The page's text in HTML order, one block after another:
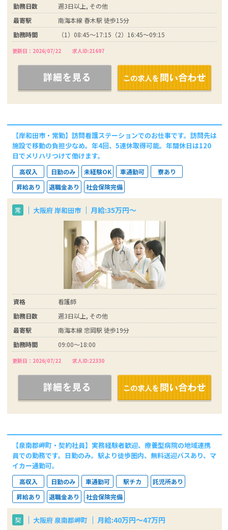
勤務日数
週3日以上, その他
最寄駅
南海本線 春木駅 徒歩15分
勤務時間
（1）08:45～17:15（2）16:45～09:15
更新日：2026/07/22 求人ID:21697
【岸和田市・常勤】訪問看護ステーションでのお仕事です。訪問先は
施設で移動の負担少なめ。年4回、5連休取得可能。年間休日は120
日でメリハリつけて働けます。
高収入 日勤のみ 未経験OK 車通勤可
寮あり
昇給あり
退職金あり 社会保険完備
常 大阪府 岸和田市 月給:35万円～
資格
看護師
勤務日数
週3日以上, その他
最寄駅
南海本線 忠岡駅 徒歩19分
勤務時間
09:00～18:00
更新日：2026/07/22 求人ID:22330
【泉南郡岬町・契約社員】実務経験者歓迎、療養型病院の地域連携
員での勤務です。日勤のみ。駅より徒歩圏内、無料送迎バスあり、マ
イカー通勤可。
高収入 日勤のみ 車通勤可 駅チカ
託児所あり
昇給あり
退職金あり 社会保険完備
契 大阪府 泉南郡岬町 月給:40万円～47万円